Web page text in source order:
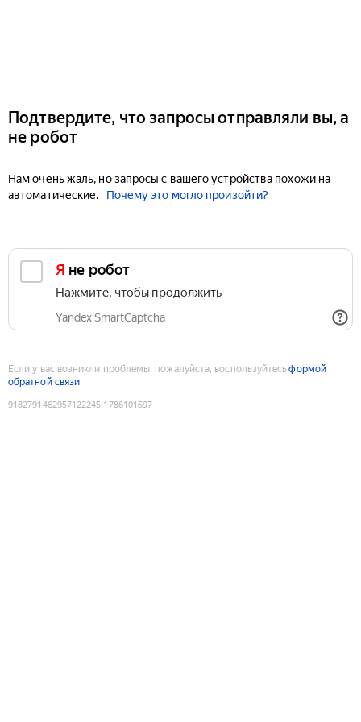
Подтвердите, что запросы отправляли вы, а
не робот
Нам очень жаль, но запросы с вашего устройства похожи на
автоматические.
Почему это могло произойти?
Я не робот
Нажмите, чтобы продолжить
Yandex SmartCaptcha
Если у вас возникли проблемы, пожалуйста, воспользуйтесьформой
обратной связи
9182791462957122245:1786101697